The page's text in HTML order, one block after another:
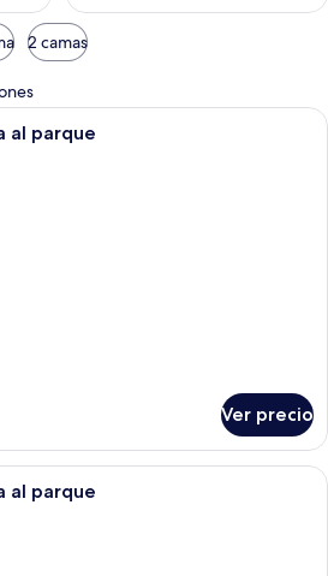
2 camas
Un edificio grande y de estilo
al parque
Ver precio
Una habitación de hotel moderna
al parque